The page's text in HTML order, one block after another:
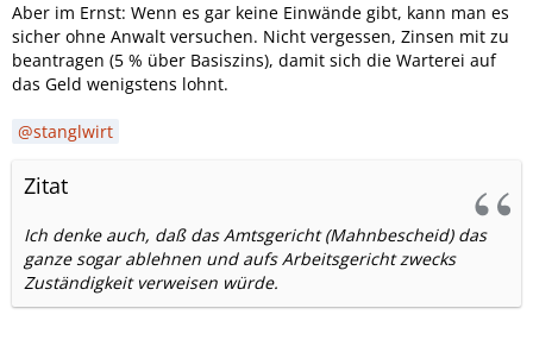
Aber im Ernst: Wenn es gar keine Einwände gibt, kann man es
sicher ohne Anwalt versuchen. Nicht vergessen, Zinsen mit zu
beantragen (5 % über Basiszins), damit sich die Warterei auf
das Geld wenigstens lohnt.
stanglwirt
Zitat
Ich denke auch, daß das Amtsgericht (Mahnbescheid) das
ganze sogar ablehnen und aufs Arbeitsgericht zwecks
Zuständigkeit verweisen würde.